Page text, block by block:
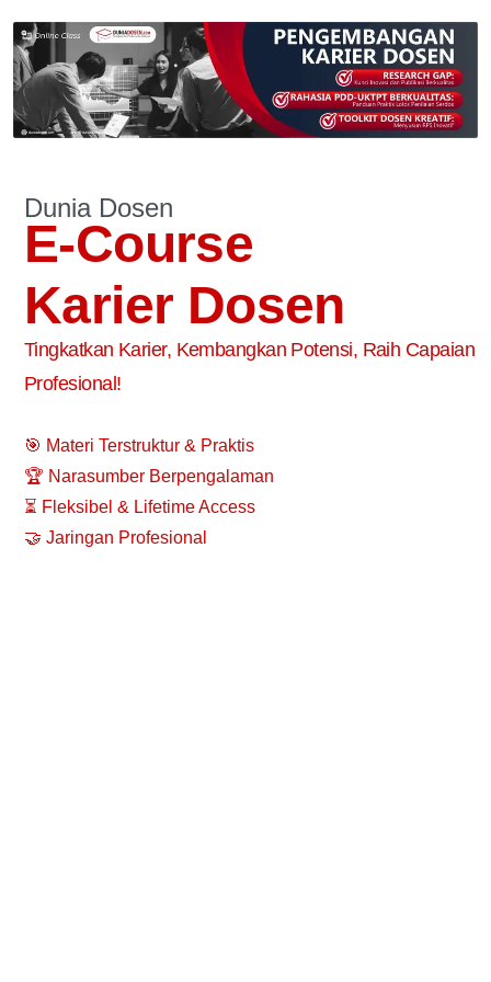
Dunia Dosen
E-Course
Karier Dosen
Tingkatkan Karier, Kembangkan Potensi, Raih Capaian
Profesional!
🎯 Materi Terstruktur & Praktis
🏆 Narasumber Berpengalaman
⏳ Fleksibel & Lifetime Access
🤝 Jaringan Profesional